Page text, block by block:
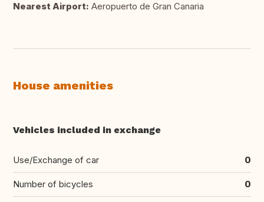
Nearest Airport: Aeropuerto de Gran Canaria
House amenities
Vehicles included in exchange
Use/Exchange of car 0
Number of bicycles 0